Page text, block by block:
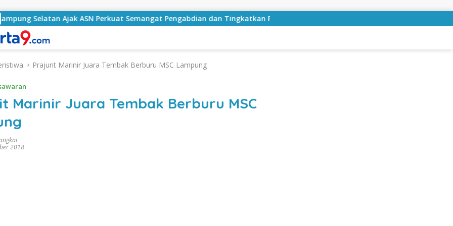
Ajak ASN Perkuat Semangat Pengabdian dan Tingkatkan Pelayanan Publik
Prajurit Marinir Juara Tembak Berburu MSC Lampung
Marinir Juara Tembak Berburu MSC
2018